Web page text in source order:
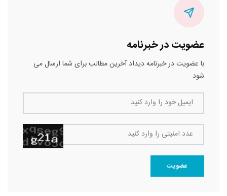
عضویت در خبرنامه
با عضویت در خبرنامه دیداد آخرین مطالب برای شما ارسال می
شود
ایمیل خود را وارد کنید
عدد امنیتی را وارد کنید
عضویت